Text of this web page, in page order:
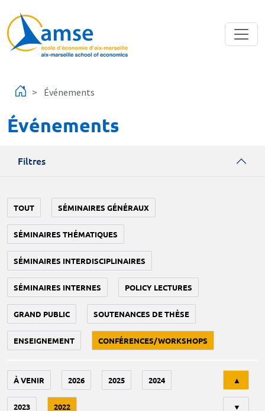
Événements
Événements
Filtres
TOUT SÉMINAIRES GÉNÉRAUX
SÉMINAIRES THÉMATIQUES
SÉMINAIRES INTERDISCIPLINAIRES
SÉMINAIRES INTERNES POLICY LECTURES
GRAND PUBLIC SOUTENANCES DE THÈSE
ENSEIGNEMENT CONFÉRENCES/WORKSHOPS
À VENIR 2026 2025 2024
2023 2022
▲
▼